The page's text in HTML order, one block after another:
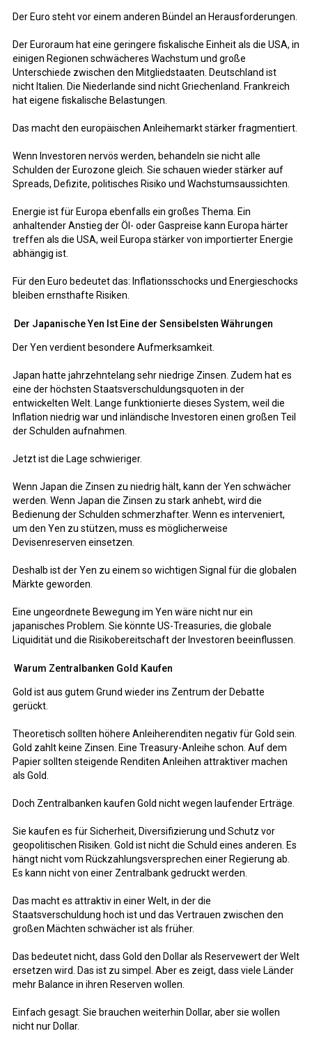
Der Euro steht vor einem anderen Bündel an Herausforderungen.
Der Euroraum hat eine geringere fiskalische Einheit als die USA, in
einigen Regionen schwächeres Wachstum und große
Unterschiede zwischen den Mitgliedstaaten. Deutschland ist
nicht Italien. Die Niederlande sind nicht Griechenland. Frankreich
hat eigene fiskalische Belastungen.
Das macht den europäischen Anleihemarkt stärker fragmentiert.
Wenn Investoren nervös werden, behandeln sie nicht alle
Schulden der Eurozone gleich. Sie schauen wieder stärker auf
Spreads, Defizite, politisches Risiko und Wachstumsaussichten.
Energie ist für Europa ebenfalls ein großes Thema. Ein
anhaltender Anstieg der Öl- oder Gaspreise kann Europa härter
treffen als die USA, weil Europa stärker von importierter Energie
abhängig ist.
Für den Euro bedeutet das: Inflationsschocks und Energieschocks
bleiben ernsthafte Risiken.
Der Japanische Yen Ist Eine der Sensibelsten Währungen
Der Yen verdient besondere Aufmerksamkeit.
Japan hatte jahrzehntelang sehr niedrige Zinsen. Zudem hat es
eine der höchsten Staatsverschuldungsquoten in der
entwickelten Welt. Lange funktionierte dieses System, weil die
Inflation niedrig war und inländische Investoren einen großen Teil
der Schulden aufnahmen.
Jetzt ist die Lage schwieriger.
Wenn Japan die Zinsen zu niedrig hält, kann der Yen schwächer
werden. Wenn Japan die Zinsen zu stark anhebt, wird die
Bedienung der Schulden schmerzhafter. Wenn es interveniert,
um den Yen zu stützen, muss es möglicherweise
Devisenreserven einsetzen.
Deshalb ist der Yen zu einem so wichtigen Signal für die globalen
Märkte geworden.
Eine ungeordnete Bewegung im Yen wäre nicht nur ein
japanisches Problem. Sie könnte US-Treasuries, die globale
Liquidität und die Risikobereitschaft der Investoren beeinflussen.
Warum Zentralbanken Gold Kaufen
Gold ist aus gutem Grund wieder ins Zentrum der Debatte
gerückt.
Theoretisch sollten höhere Anleiherenditen negativ für Gold sein.
Gold zahlt keine Zinsen. Eine Treasury-Anleihe schon. Auf dem
Papier sollten steigende Renditen Anleihen attraktiver machen
als Gold.
Doch Zentralbanken kaufen Gold nicht wegen laufender Erträge.
Sie kaufen es für Sicherheit, Diversifizierung und Schutz vor
geopolitischen Risiken. Gold ist nicht die Schuld eines anderen. Es
hängt nicht vom Rückzahlungsversprechen einer Regierung ab.
Es kann nicht von einer Zentralbank gedruckt werden.
Das macht es attraktiv in einer Welt, in der die
Staatsverschuldung hoch ist und das Vertrauen zwischen den
großen Mächten schwächer ist als früher.
Das bedeutet nicht, dass Gold den Dollar als Reservewert der Welt
ersetzen wird. Das ist zu simpel. Aber es zeigt, dass viele Länder
mehr Balance in ihren Reserven wollen.
Einfach gesagt: Sie brauchen weiterhin Dollar, aber sie wollen
nicht nur Dollar.